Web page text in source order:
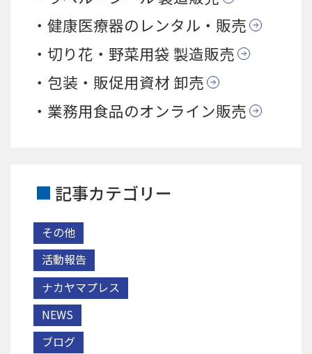
健康医療器のレンタル・販売
切り花・野菜用袋 製造販売
包装・販促用資材 卸売
業務用食品のオンライン販売
記事カテゴリー
その他
活動報告
ナカヤマプレス
NEWS
ブログ